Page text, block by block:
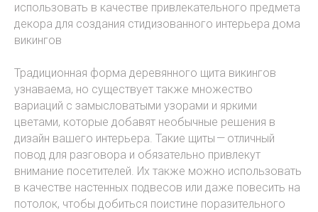
использовать в качестве привлекательного предмета
декора для создания стидизованного интерьера дома
викингов
Традиционная форма деревянного щита викингов
узнаваема, но существует также множество
вариаций с замысловатыми узорами и яркими
цветами, которые добавят необычные решения в
дизайн вашего интерьера. Такие щиты — отличный
повод для разговора и обязательно привлекут
внимание посетителей. Их также можно использовать
в качестве настенных подвесов или даже повесить на
потолок, чтобы добиться поистине поразительного